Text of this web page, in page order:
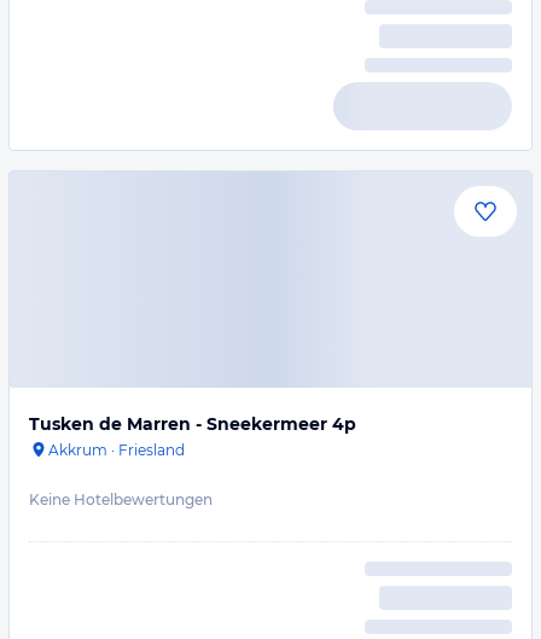
Tusken de Marren - Sneekermeer 4p
Akkrum · Friesland
Keine Hotelbewertungen